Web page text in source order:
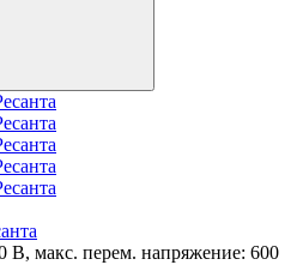
В, мaкс. перем. напряжение: 600